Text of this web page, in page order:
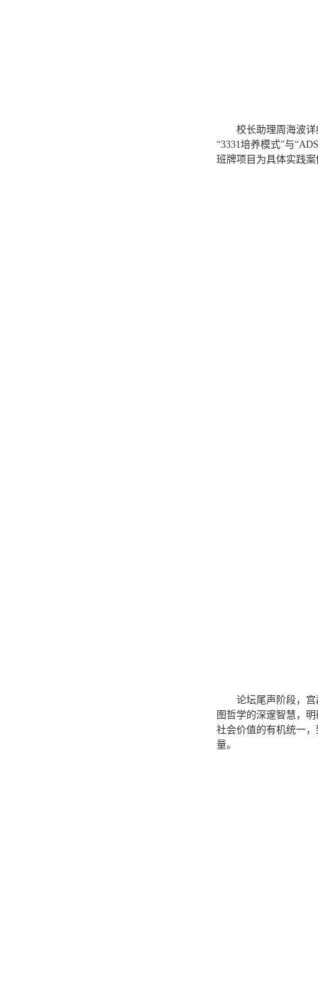
校长助理周海波
“3331培养模式”与
班牌项目为具体实践
论坛尾声阶段，
图哲学的深邃智慧，
社会价值的有机统一
量。